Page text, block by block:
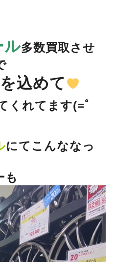
ル多数買取させ
を込めて
くれてます(=ﾟ
にてこんななっ
も